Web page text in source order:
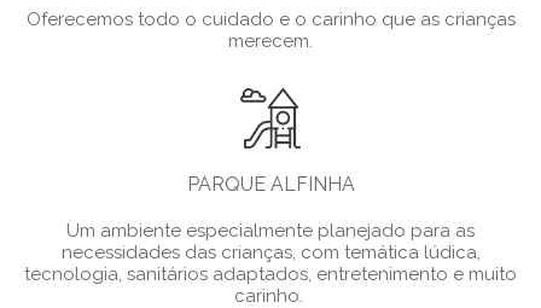
Oferecemos todo o cuidado e o carinho que as crianças
merecem.
PARQUE ALFINHA
Um ambiente especialmente planejado para as
necessidades das crianças, com temática lúdica,
tecnologia, sanitários adaptados, entretenimento e muito
carinho.